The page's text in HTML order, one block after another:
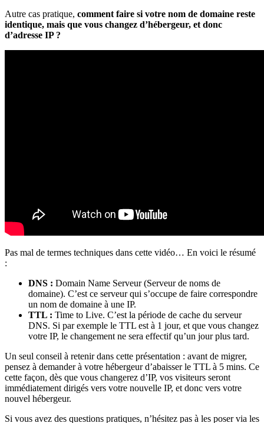
Autre cas pratique, comment faire si votre nom de domaine reste
identique, mais que vous changez d’hébergeur, et donc
d’adresse IP ?
Pas mal de termes techniques dans cette vidéo… En voici le résumé
:
DNS : Domain Name Serveur (Serveur de noms de
domaine). C’est ce serveur qui s’occupe de faire correspondre
un nom de domaine à une IP.
TTL : Time to Live. C’est la période de cache du serveur
DNS. Si par exemple le TTL est à 1 jour, et que vous changez
votre IP, le changement ne sera effectif qu’un jour plus tard.
Un seul conseil à retenir dans cette présentation : avant de migrer,
pensez à demander à votre hébergeur d’abaisser le TTL à 5 mins. Ce
cette façon, dès que vous changerez d’IP, vos visiteurs seront
immédiatement dirigés vers votre nouvelle IP, et donc vers votre
nouvel hébergeur.
Si vous avez des questions pratiques, n’hésitez pas à les poser via les